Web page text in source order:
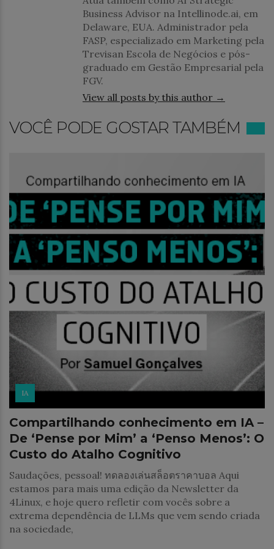
Business Advisor na Intellinode.ai, em
Delaware, EUA. Administrador pela
FASP, especializado em Marketing pela
Trevisan Escola de Negócios e pós-
graduado em Gestão Empresarial pela
FGV.
View all posts by this author →
VOCÊ PODE GOSTAR TAMBÉM
IA
Compartilhando conhecimento em IA –
De ‘Pense por Mim’ a ‘Penso Menos’: O
Custo do Atalho Cognitivo
Saudações, pessoal! ทดลองเล่นสล็อตราคาบอล Aqui
estamos para mais uma edição da Newsletter da
4Linux, e hoje quero refletir com vocês sobre a
extrema dependência de LLMs que vem sendo criada
na sociedade,